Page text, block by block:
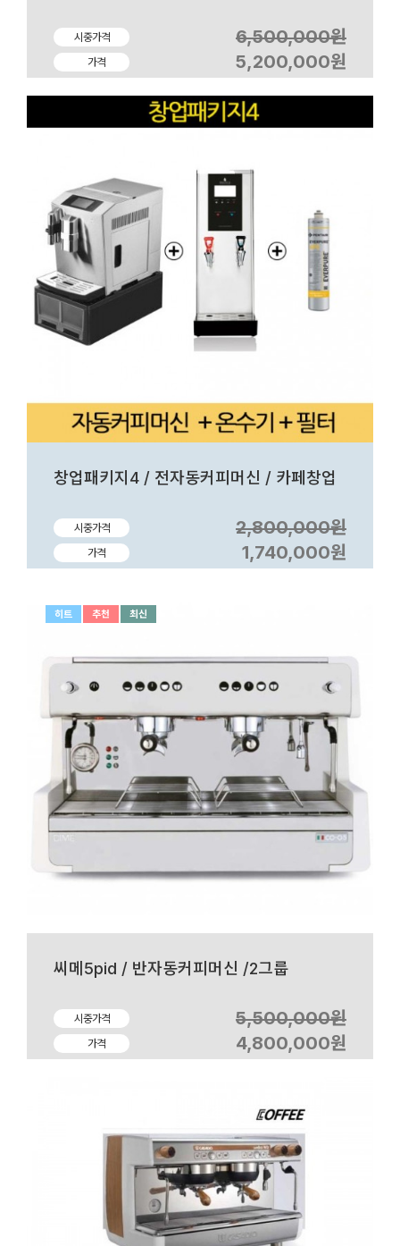
시중가격 6,500,000원
가격 5,200,000원
창업패키지4 / 전자동커피머신 / 카페창업
시중가격 2,800,000원
가격 1,740,000원
씨메5pid / 반자동커피머신 /2그룹
시중가격 5,500,000원
가격 4,800,000원
히트 추천 최신